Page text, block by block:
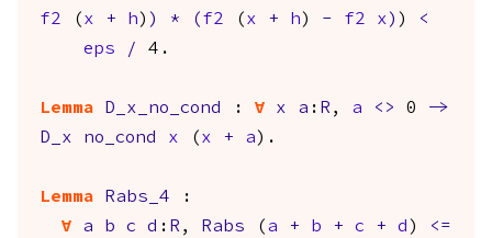
f2 ( x + h ) ) * ( f2 ( x + h ) - f2 x ) )
<
eps
/ 4.
Lemma D_x_no_cond : forall x a : R , a <> 0 ->
D_x
no_cond x ( x + a ).
Lemma Rabs_4 :
forall
a b c d : R , Rabs ( a + b + c + d )
<=